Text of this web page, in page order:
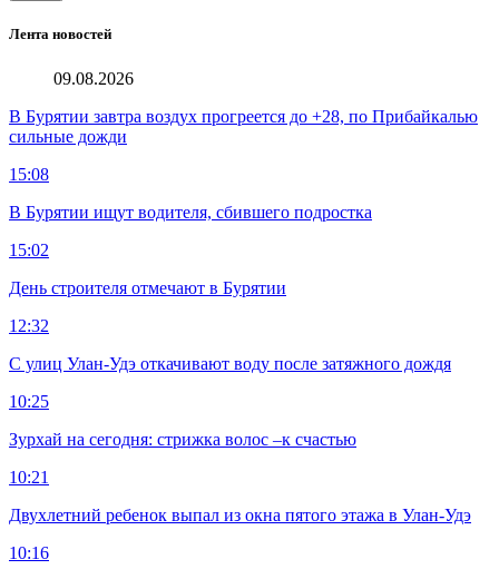
Лента новостей
09.08.2026
В Бурятии завтра воздух прогреется до +28, по Прибайкалью
сильные дожди
15:08
В Бурятии ищут водителя, сбившего подростка
15:02
День строителя отмечают в Бурятии
12:32
С улиц Улан-Удэ откачивают воду после затяжного дождя
10:25
Зурхай на сегодня: стрижка волос –к счастью
10:21
Двухлетний ребенок выпал из окна пятого этажа в Улан-Удэ
10:16